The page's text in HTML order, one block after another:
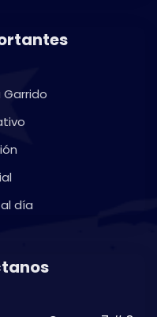
Garrido
día